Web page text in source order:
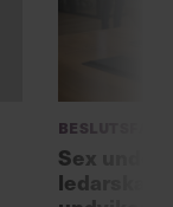
undviker